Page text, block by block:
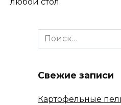
Search
for:
Свежие записи
Картофельные